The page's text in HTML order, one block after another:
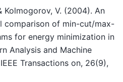
Kolmogorov, V. (2004). An
comparison of min-cut/max-
for energy minimization in
Analysis and Machine
Transactions on, 26(9),